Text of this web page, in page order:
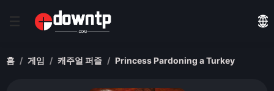
홈 게임 캐주얼 퍼즐 Princess Pardoning a Turkey